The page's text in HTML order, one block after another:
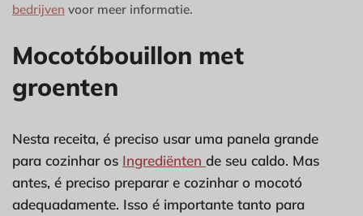
bedrijven voor meer informatie.
Mocotóbouillon met
groenten
Nesta receita, é preciso usar uma panela grande
para cozinhar os Ingrediënten de seu caldo. Mas
antes, é preciso preparar e cozinhar o mocotó
adequadamente. Isso é importante tanto para